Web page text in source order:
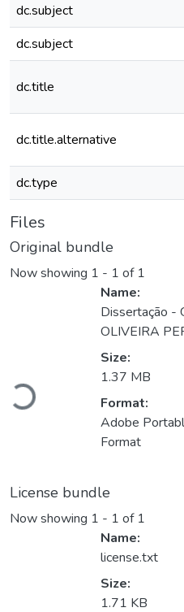
dc.subject
dc.subject
dc.title
dc.title.alternative
dc.type
Files
Original bundle
Now showing 1 - 1 of 1
Loading...
Name:
Dissertação -
OLIVEIRA
Size:
1.37 MB
Format:
Adobe
Format
License bundle
Now showing 1 - 1 of 1
Name:
license.txt
Size:
1.71 KB